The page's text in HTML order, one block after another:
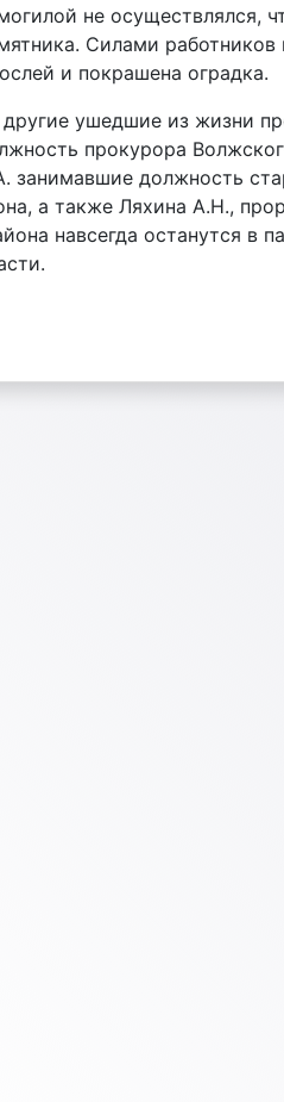
не осуществлялся,
Силами
и покрашена оградка.
ушедшие из жизни
прокурора
занимавшие должность
а также Ляхина А.Н.,
навсегда останутся в